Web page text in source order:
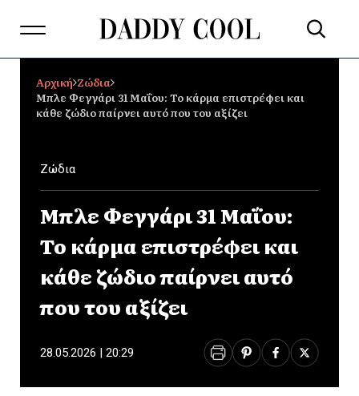
Αρχική Ζώδια
Μπλε Φεγγάρι 31 Μαΐου: Το κάρμα επιστρέφει και
κάθε ζώδιο παίρνει αυτό που του αξίζει
Ζώδια
Μπλε Φεγγάρι 31 Μαΐου:
Το κάρμα επιστρέφει και
κάθε ζώδιο παίρνει αυτό
που του αξίζει
28.05.2026 | 20:29